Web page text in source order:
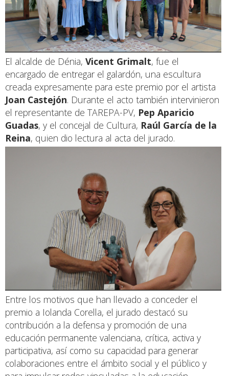
El alcalde de Dénia, Vicent Grimalt, fue el
encargado de entregar el galardón, una escultura
creada expresamente para este premio por el artista
Joan Castejón. Durante el acto también intervinieron
el representante de TAREPA-PV, Pep Aparicio
Guadas, y el concejal de Cultura, Raúl García de la
Reina, quien dio lectura al acta del jurado.
Entre los motivos que han llevado a conceder el
premio a Iolanda Corella, el jurado destacó su
contribución a la defensa y promoción de una
educación permanente valenciana, crítica, activa y
participativa, así como su capacidad para generar
colaboraciones entre el ámbito social y el público y